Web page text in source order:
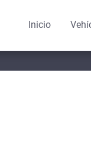
Inicio